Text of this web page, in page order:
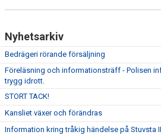
LEDARINFO
DOMARE
SPELARE & FÖRÄLDRAR
FOTBOLLSSKOLA FÖR KNATTAR
Nyhetsarkiv
Bedrägeri rörande försäljning
Föreläsning och informationsträff - Polisen
trygg idrott.
STORT TACK!
Kansliet växer och förändras
Information kring tråkig händelse på Stuvsta